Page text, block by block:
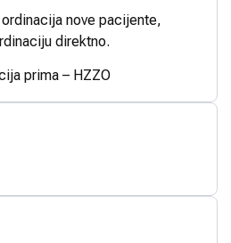
nove pacijente,
direktno.
prima – HZZO